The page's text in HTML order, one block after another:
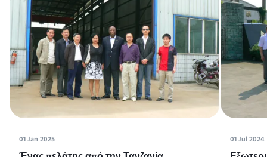
01 Jan 2025 01 Jul 2024